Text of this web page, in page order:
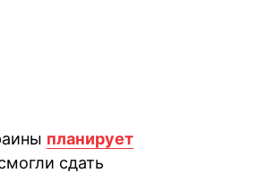
планирует
сдать